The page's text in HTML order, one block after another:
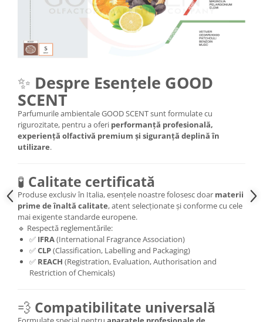
✨ Despre Esențele GOOD
SCENT
Parfumurile ambientale GOOD SCENT sunt formulate cu
rigurozitate, pentru a oferi performanță profesională,
experiență olfactivă premium și siguranță deplină în
utilizare.
🧪 Calitate certificată
Produse exclusiv în Italia, esențele noastre folosesc doar materii
prime de înaltă calitate, atent selecționate și conforme cu cele
mai exigente standarde europene.
🔹 Respectă reglementările:
✅ IFRA(International Fragrance Association)
✅CLP(Classification, Labelling and Packaging)
✅ REACH (Registration, Evaluation, Authorisation and
Restriction of Chemicals)
💨 Compatibilitate universală